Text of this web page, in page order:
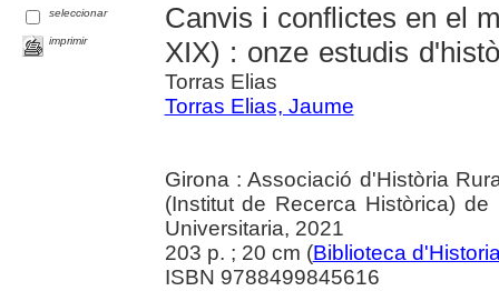
seleccionar
imprimir
Canvis i conflictes en el
XIX) : onze estudis
Torras Elias
Torras Elias, Jaume
Girona : Associació d'Història
(Institut de Recerca Històrica)
Universitaria, 2021
203 p. ; 20 cm (Biblioteca
ISBN 9788499845616